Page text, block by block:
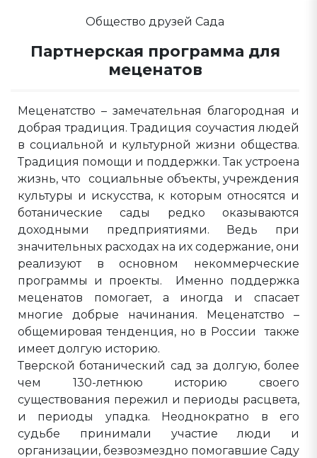
Общество друзей Сада
Партнерская программа для
меценатов
Меценатство – замечательная благородная и
добрая традиция. Традиция соучастия людей
в социальной и культурной жизни общества.
Традиция помощи и поддержки. Так устроена
жизнь, что социальные объекты, учреждения
культуры и искусства, к которым относятся и
ботанические сады редко оказываются
доходными предприятиями. Ведь при
значительных расходах на их содержание, они
реализуют в основном некоммерческие
программы и проекты. Именно поддержка
меценатов помогает, а иногда и спасает
многие добрые начинания. Меценатство –
общемировая тенденция, но в России также
имеет долгую историю.
Тверской ботанический сад за долгую, более
чем 130-летнюю историю своего
существования пережил и периоды расцвета,
и периоды упадка. Неоднократно в его
судьбе принимали участие люди и
организации, безвозмездно помогавшие Саду